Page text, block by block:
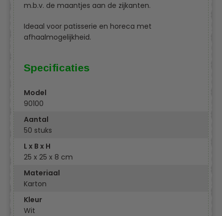
m.b.v. de maantjes aan de zijkanten.
Ideaal voor patisserie en horeca met
afhaalmogelijkheid.
Specificaties
Model
90100
Aantal
50 stuks
L x B x H
25 x 25 x 8 cm
Materiaal
Karton
Kleur
Wit